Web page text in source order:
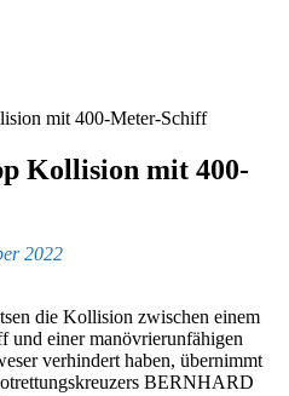
mit 400-Meter-Schiff
Kollision mit 400-
2022
die Kollision zwischen einem
und einer manövrierunfähigen
verhindert haben, übernimmt
BERNHARD